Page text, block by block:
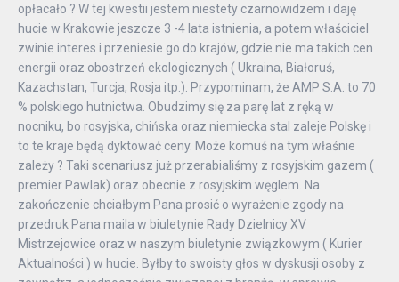
opłacało ? W tej kwestii jestem niestety czarnowidzem i daję
hucie w Krakowie jeszcze 3 -4 lata istnienia, a potem właściciel
zwinie interes i przeniesie go do krajów, gdzie nie ma takich cen
energii oraz obostrzeń ekologicznych ( Ukraina, Białoruś,
Kazachstan, Turcja, Rosja itp.). Przypominam, że AMP S.A. to 70
% polskiego hutnictwa. Obudzimy się za parę lat z ręką w
nocniku, bo rosyjska, chińska oraz niemiecka stal zaleje Polskę i
to te kraje będą dyktować ceny. Może komuś na tym właśnie
zależy ? Taki scenariusz już przerabialiśmy z rosyjskim gazem (
premier Pawlak) oraz obecnie z rosyjskim węglem. Na
zakończenie chciałbym Pana prosić o wyrażenie zgody na
przedruk Pana maila w biuletynie Rady Dzielnicy XV
Mistrzejowice oraz w naszym biuletynie związkowym ( Kurier
Aktualności ) w hucie. Byłby to swoisty głos w dyskusji osoby z